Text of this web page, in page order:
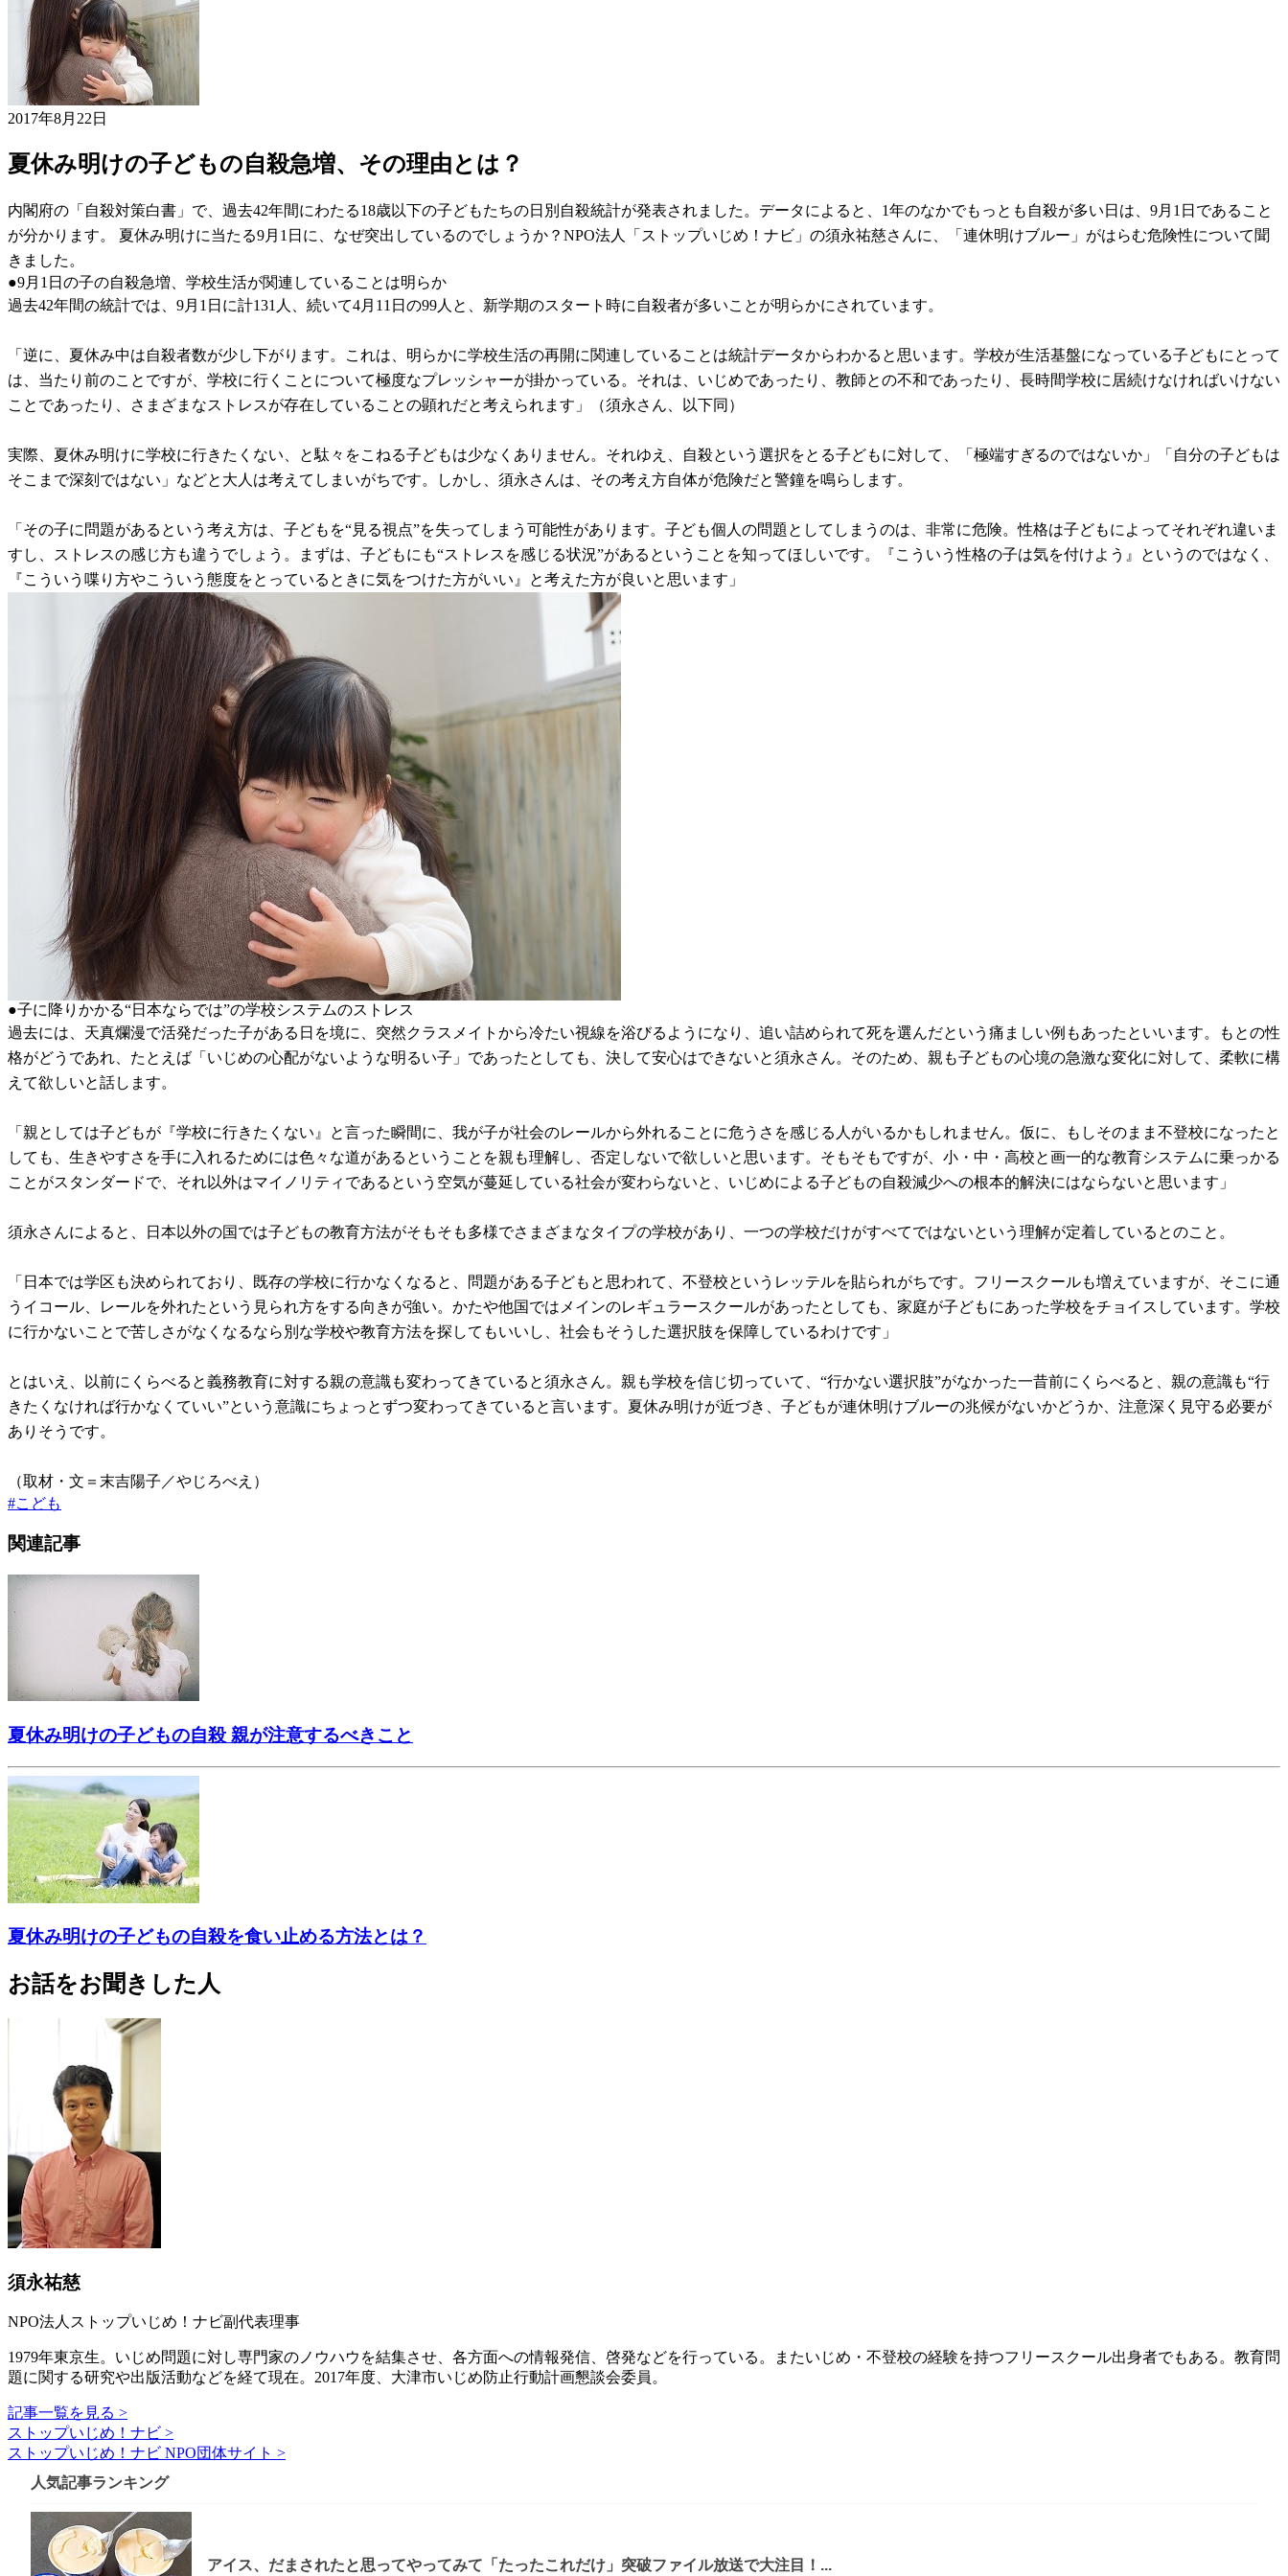
2017年8月22日
夏休み明けの子どもの自殺急増、その理由とは？
内閣府の「自殺対策白書」で、過去42年間にわたる18歳以下の子どもたちの日別自殺統計が発表されました。データによると、1年のなかでもっとも自殺が多い日は、9月1日であること
が分かります。 夏休み明けに当たる9月1日に、なぜ突出しているのでしょうか？NPO法人「ストップいじめ！ナビ」の須永祐慈さんに、「連休明けブルー」がはらむ危険性について聞
きました。
●9月1日の子の自殺急増、学校生活が関連していることは明らか
過去42年間の統計では、9月1日に計131人、続いて4月11日の99人と、新学期のスタート時に自殺者が多いことが明らかにされています。
「逆に、夏休み中は自殺者数が少し下がります。これは、明らかに学校生活の再開に関連していることは統計データからわかると思います。学校が生活基盤になっている子どもにとって
は、当たり前のことですが、学校に行くことについて極度なプレッシャーが掛かっている。それは、いじめであったり、教師との不和であったり、長時間学校に居続けなければいけない
ことであったり、さまざまなストレスが存在していることの顕れだと考えられます」（須永さん、以下同）
実際、夏休み明けに学校に行きたくない、と駄々をこねる子どもは少なくありません。それゆえ、自殺という選択をとる子どもに対して、「極端すぎるのではないか」「自分の子どもは
そこまで深刻ではない」などと大人は考えてしまいがちです。しかし、須永さんは、その考え方自体が危険だと警鐘を鳴らします。
「その子に問題があるという考え方は、子どもを“見る視点”を失ってしまう可能性があります。子ども個人の問題としてしまうのは、非常に危険。性格は子どもによってそれぞれ違いま
すし、ストレスの感じ方も違うでしょう。まずは、子どもにも“ストレスを感じる状況”があるということを知ってほしいです。『こういう性格の子は気を付けよう』というのではなく、
『こういう喋り方やこういう態度をとっているときに気をつけた方がいい』と考えた方が良いと思います」
●子に降りかかる“日本ならでは”の学校システムのストレス
過去には、天真爛漫で活発だった子がある日を境に、突然クラスメイトから冷たい視線を浴びるようになり、追い詰められて死を選んだという痛ましい例もあったといいます。もとの性
格がどうであれ、たとえば「いじめの心配がないような明るい子」であったとしても、決して安心はできないと須永さん。そのため、親も子どもの心境の急激な変化に対して、柔軟に構
えて欲しいと話します。
「親としては子どもが『学校に行きたくない』と言った瞬間に、我が子が社会のレールから外れることに危うさを感じる人がいるかもしれません。仮に、もしそのまま不登校になったと
しても、生きやすさを手に入れるためには色々な道があるということを親も理解し、否定しないで欲しいと思います。そもそもですが、小・中・高校と画一的な教育システムに乗っかる
ことがスタンダードで、それ以外はマイノリティであるという空気が蔓延している社会が変わらないと、いじめによる子どもの自殺減少への根本的解決にはならないと思います」
須永さんによると、日本以外の国では子どもの教育方法がそもそも多様でさまざまなタイプの学校があり、一つの学校だけがすべてではないという理解が定着しているとのこと。
「日本では学区も決められており、既存の学校に行かなくなると、問題がある子どもと思われて、不登校というレッテルを貼られがちです。フリースクールも増えていますが、そこに通
うイコール、レールを外れたという見られ方をする向きが強い。かたや他国ではメインのレギュラースクールがあったとしても、家庭が子どもにあった学校をチョイスしています。学校
に行かないことで苦しさがなくなるなら別な学校や教育方法を探してもいいし、社会もそうした選択肢を保障しているわけです」
とはいえ、以前にくらべると義務教育に対する親の意識も変わってきていると須永さん。親も学校を信じ切っていて、“行かない選択肢”がなかった一昔前にくらべると、親の意識も“行
きたくなければ行かなくていい”という意識にちょっとずつ変わってきていると言います。夏休み明けが近づき、子どもが連休明けブルーの兆候がないかどうか、注意深く見守る必要が
ありそうです。
（取材・文＝末吉陽子／やじろべえ）
#こども
関連記事
夏休み明けの子どもの自殺 親が注意するべきこと
夏休み明けの子どもの自殺を食い止める方法とは？
お話をお聞きした人
須永祐慈
NPO法人ストップいじめ！ナビ副代表理事
1979年東京生。いじめ問題に対し専門家のノウハウを結集させ、各方面への情報発信、啓発などを行っている。またいじめ・不登校の経験を持つフリースクール出身者でもある。教育問
題に関する研究や出版活動などを経て現在。2017年度、大津市いじめ防止行動計画懇談会委員。
記事一覧を見る >
ストップいじめ！ナビ >
ストップいじめ！ナビ NPO団体サイト >
人気記事ランキング
アイス、だまされたと思ってやってみて「たったこれだけ」突破ファイル放送で大注目！...